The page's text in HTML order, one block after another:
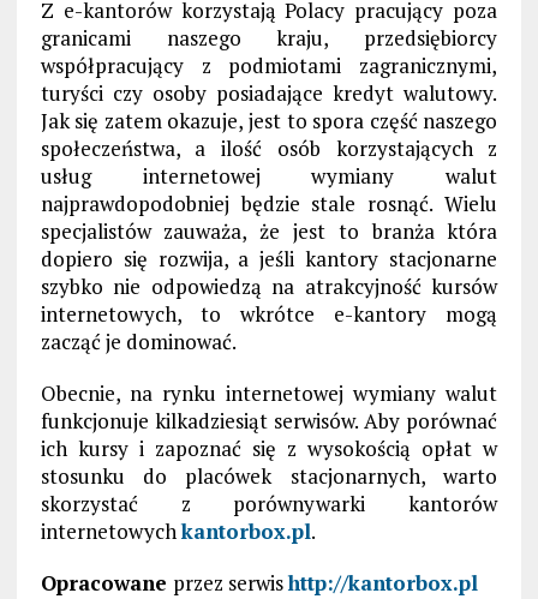
Z e-kantorów korzystają Polacy pracujący poza
granicami naszego kraju, przedsiębiorcy
współpracujący z podmiotami zagranicznymi,
turyści czy osoby posiadające kredyt walutowy.
Jak się zatem okazuje, jest to spora część naszego
społeczeństwa, a ilość osób korzystających z
usług internetowej wymiany walut
najprawdopodobniej będzie stale rosnąć. Wielu
specjalistów zauważa, że jest to branża która
dopiero się rozwija, a jeśli kantory stacjonarne
szybko nie odpowiedzą na atrakcyjność kursów
internetowych, to wkrótce e-kantory mogą
zacząć je dominować.
Obecnie, na rynku internetowej wymiany walut
funkcjonuje kilkadziesiąt serwisów. Aby porównać
ich kursy i zapoznać się z wysokością opłat w
stosunku do placówek stacjonarnych, warto
skorzystać z porównywarki kantorów
internetowychkantorbox.pl.
Opracowane przez serwishttp://kantorbox.pl